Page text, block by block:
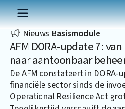
Nieuws Basismodule
AFM DORA-update 7:
naar aantoonbaar
De AFM constateert in DORA-
financiële sector sinds de
Operational Resilience Act